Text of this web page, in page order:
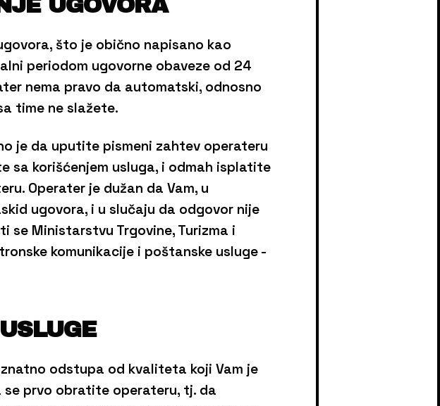
UGOVORA
što je obično napisano kao
periodom ugovorne obaveze od 24
nema pravo da automatski, odnosno
time ne slažete.
je da uputite pismeni zahtev operateru
sa korišćenjem usluga, i odmah isplatite
Operater je dužan da Vam, u
ugovora, i u slučaju da odgovor nije
Ministarstvu Trgovine, Turizma i
komunikacije i poštanske usluge -
odstupa od kvaliteta koji Vam je
prvo obratite operateru, tj. da